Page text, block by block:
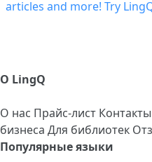
О LingQ
О нас Прайс-лист Контакты
бизнеса Для библиотек
Популярные языки